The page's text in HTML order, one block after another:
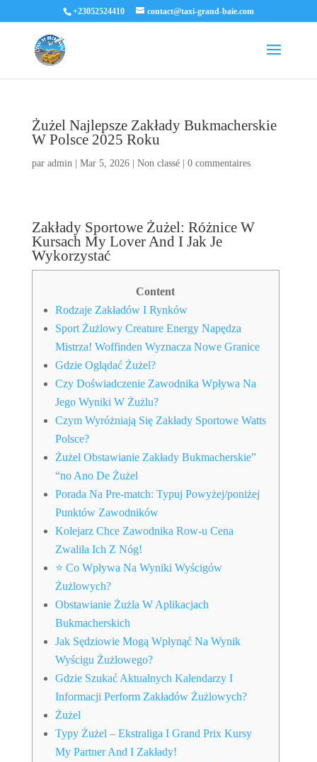
+23052524410 contact@taxi-grand-baie.com
Żużel Najlepsze Zakłady Bukmacherskie
W Polsce 2025 Roku
par admin| Mar 5, 2026| Non classé| 0 commentaires
Zakłady Sportowe Żużel: Różnice W
Kursach My Lover And I Jak Je
Wykorzystać
Content
Rodzaje Zakładów I Rynków
Sport Żużlowy Creature Energy Napędza
Mistrza! Woffinden Wyznacza Nowe Granice
Gdzie Oglądać Żużel?
Czy Doświadczenie Zawodnika Wpływa Na
Jego Wyniki W Żużlu?
Czym Wyróżniają Się Zakłady Sportowe Watts
Polsce?
Żużel Obstawianie Zakłady Bukmacherskie”
“no Ano De Żużel
Porada Na Pre-match: Typuj Powyżej/poniżej
Punktów Zawodników
Kolejarz Chce Zawodnika Row-u Cena
Zwaliła Ich Z Nóg!
⭐ Co Wpływa Na Wyniki Wyścigów
Żużlowych?
Obstawianie Żużla W Aplikacjach
Bukmacherskich
Jak Sędziowie Mogą Wpłynąć Na Wynik
Wyścigu Żużlowego?
Gdzie Szukać Aktualnych Kalendarzy I
Informacji Perform Zakładów Żużlowych?
Żużel
Typy Żużel – Ekstraliga I Grand Prix Kursy
My Partner And I Zakłady!